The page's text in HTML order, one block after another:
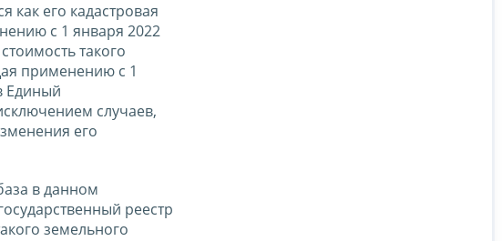
как его кадастровая
с 1 января 2022
такого
применению с 1
Единый
случаев,
его
в данном
реестр
земельного